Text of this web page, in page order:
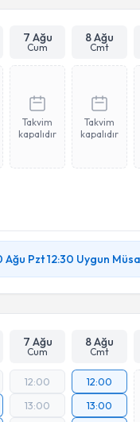
7 Ağu
Cum
8 Ağu
Cmt
Takvim
kapalıdır
Takvim
kapalıdır
Ağu Pzt12:30 Uygun
7 Ağu
Cum
8 Ağu
Cmt
12:00
13:00
12:00
13:00